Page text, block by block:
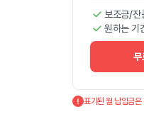
보조금/잔
원하는 기
무
표기된 월 납입금은